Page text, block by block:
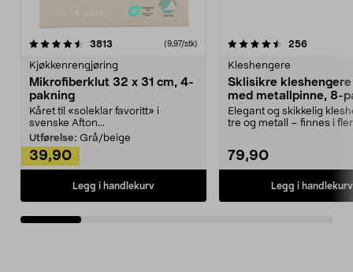
3813 anmeldelser(9,97/stk)
Kjøkkenrengjøring
Mikrofiberklut 32 x 31 cm, 4-
pakning
Kåret til «soleklar favoritt» i
svenske Afton...
Utførelse: Grå/beige
39,90
Legg i handlekurv
4.5av 5 stjerner 256
Kleshengere
Sklisikre
med metallpinne, 8-
Elegant og skikkelig
tre og metall – finnes i
79,90
Legg i handlekurv
4.5av 5 stjerner